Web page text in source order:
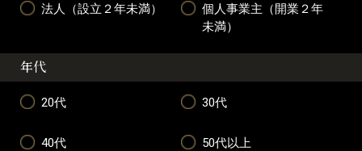
法人（設立２年未満）
個人事業主（開業２年
未満）
年代
20代 30代
40代 50代以上